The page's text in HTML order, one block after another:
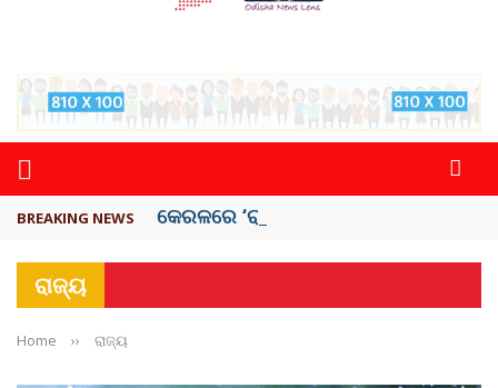
BREAKING NEWS କେରଳରେ ‘ରାଟ୍ ଫିଭର୍’ ଆତଙ୍କ, ୫୮ ମୃତ
ରାଜ୍ୟ
Home ›› ରାଜ୍ୟ